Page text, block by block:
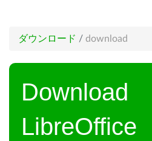
ダウンロード / download
Download
LibreOffice